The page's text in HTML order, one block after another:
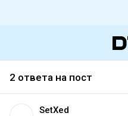
2 ответа на пост
SetXed